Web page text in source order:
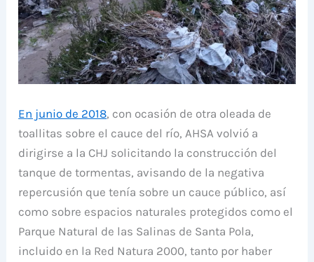
En junio de 2018, con ocasión de otra oleada de
toallitas sobre el cauce del río, AHSA volvió a
dirigirse a la CHJ solicitando la construcción del
tanque de tormentas, avisando de la negativa
repercusión que tenía sobre un cauce público, así
como sobre espacios naturales protegidos como el
Parque Natural de las Salinas de Santa Pola,
incluido en la Red Natura 2000, tanto por haber